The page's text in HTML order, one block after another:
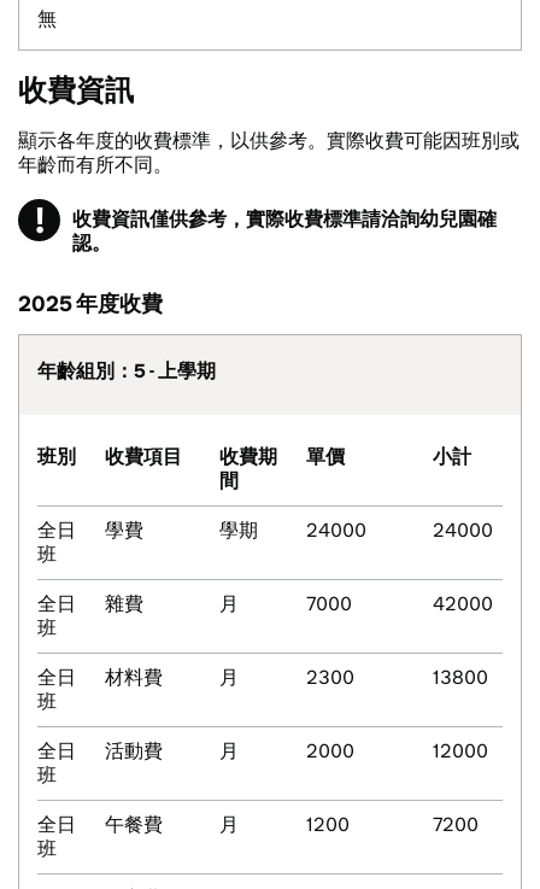
無
收費資訊
顯示各年度的收費標準，以供參考。實際收費可能因班別或
年齡而有所不同。
! 注意
收費資訊僅供參考，實際收費標準請洽詢幼兒園確
認。
2025 年度收費
年齡組別：5 - 上學期
班別 收費項目
收費期
間
單價 小計
全日
班
學費 學期 24000 24000
全日
班
雜費 月 7000 42000
全日
班
材料費 月 2300 13800
全日
班
活動費 月 2000 12000
全日
班
午餐費 月 1200 7200